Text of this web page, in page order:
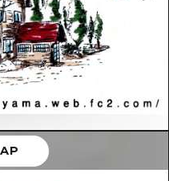
공식 가이드
Travel
변
변